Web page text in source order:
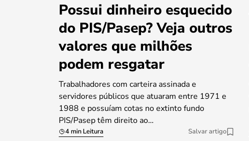
Possui dinheiro esquecido
do PIS/Pasep? Veja outros
valores que milhões
podem resgatar
Trabalhadores com carteira assinada e
servidores públicos que atuaram entre 1971 e
1988 e possuíam cotas no extinto fundo
PIS/Pasep têm direito ao…
4 min Leitura Salvar artigo